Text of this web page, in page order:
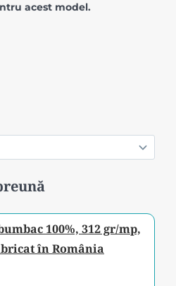
acest model.
100%, 312 gr/mp,
în România